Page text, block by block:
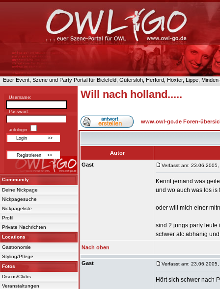
Euer Event, Szene und Party Portal für Bielefeld, Gütersloh, Herford, Höxter, Lippe,
Username:
Passwort:
autologin:
Community
Deine Nickpage
Nickpagesuche
Nickpageliste
Profil
Private Nachrichten
Locations
Gastronomie
Styling/Pflege
Fotos
Discos/Clubs
Veranstaltungen
Will nach holland.....
www.owl-go.de Foren-
Autor
Gast
Verfasst am:
Kennt jemand was
und wo auch was los
oder will mich einer
sind 2 jungs party leute
schwer alc abhänig
Nach oben
Gast Verfasst am: 23.06.2005,
Hört sich schwer nach